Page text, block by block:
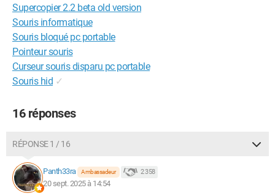
Avoir des côtes de porc ne gène en rien la respiration.
Supercopier 2.2 beta old version
Souris informatique
Souris bloqué pc portable
Pointeur souris
Curseur souris disparu pc portable
Souris hid ✓
16 réponses
RÉPONSE 1 / 16
Panth33ra Ambassadeur 2 358
20 sept. 2025 à 14:54